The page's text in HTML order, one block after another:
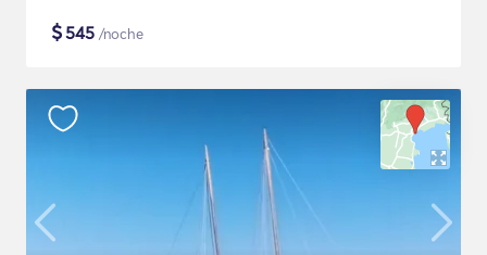
$545 /noche